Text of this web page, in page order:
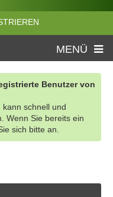
MENÜ
Benutzer von
kann schnell und
Wenn Sie bereits ein
sich bitte an.